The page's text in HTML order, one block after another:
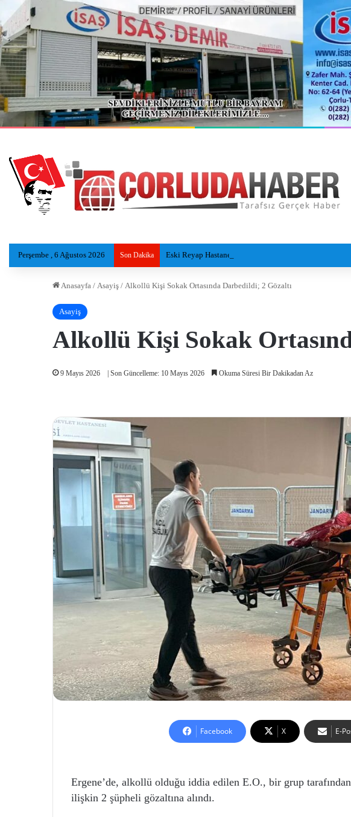
Perşembe , 6 Ağustos 2026 Son Dakika Eski Reyap Hastanesi, Daviva Çorlu Hastanesi Olarak
Anasayfa / Asayiş / Alkollü Kişi Sokak Ortasında Darbedildi; 2 Gözaltı
Asayiş
Alkollü Kişi Sokak
9 Mayıs 2026 | Son Güncelleme: 10 Mayıs 2026 Okuma Süresi Bir Dakikadan Az
Facebook X E-
Ergene’de, alkollü olduğu iddia edilen E.O., bir grup
ilişkin 2 şüpheli gözaltına alındı.